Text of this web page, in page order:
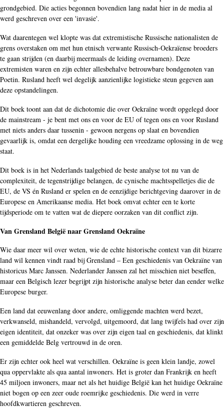
grondgebied. Die acties begonnen bovendien lang nadat hier in de media al
werd geschreven over een 'invasie'.
Wat daarentegen wel klopte was dat extremistische Russische nationalisten de
grens overstaken om met hun etnisch verwante Russisch-Oekraïense broeders
te gaan strijden (en daarbij meermaals de leiding overnamen). Deze
extremisten waren en zijn echter allesbehalve betrouwbare bondgenoten van
Poetin. Rusland heeft wel degelijk aanzienlijke logistieke steun gegeven aan
deze opstandelingen.
Dit boek toont aan dat de dichotomie die over Oekraïne wordt opgelegd door
de mainstream - je bent met ons en voor de EU of tegen ons en voor Rusland
met niets anders daar tussenin - gewoon nergens op slaat en bovendien
gevaarlijk is, omdat een dergelijke houding een vreedzame oplossing in de weg
staat.
Dit boek is in het Nederlands taalgebied de beste analyse tot nu van de
complexiteit, de tegenstrijdige belangen, de cynische machtsspelletjes die de
EU, de VS én Rusland er spelen en de eenzijdige berichtgeving daarover in de
Europese en Amerikaanse media. Het boek omvat echter een te korte
tijdsperiode om te vatten wat de diepere oorzaken van dit conflict zijn.
Van Grensland België naar Grensland Oekraïne
Wie daar meer wil over weten, wie de echte historische context van dit bizarre
land wil kennen vindt raad bij Grensland – Een geschiedenis van Oekraïne van
historicus Marc Janssen. Nederlander Janssen zal het misschien niet beseffen,
maar een Belgisch lezer begrijpt zijn historische analyse beter dan eender welke
Europese burger.
Een land dat eeuwenlang door andere, omliggende machten werd bezet,
verkwanseld, mishandeld, vervolgd, uitgemoord, dat lang twijfels had over zijn
eigen identiteit, dat onzeker was over zijn eigen taal en geschiedenis, dat klinkt
een gemiddelde Belg vertrouwd in de oren.
Er zijn echter ook heel wat verschillen. Oekraïne is geen klein landje, zowel
qua oppervlakte als qua aantal inwoners. Het is groter dan Frankrijk en heeft
45 miljoen inwoners, maar net als het huidige België kan het huidige Oekraïne
niet bogen op een zeer oude roemrijke geschiedenis. Die werd in verre
hoofdkwartieren geschreven.